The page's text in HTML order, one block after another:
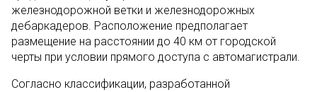
железнодорожной ветки и железнодорожных
дебаркадеров. Расположение предполагает
размещение на расстоянии до 40 км от городской
черты при условии прямого доступа с автомагистрали.
Согласно классификации, разработанной